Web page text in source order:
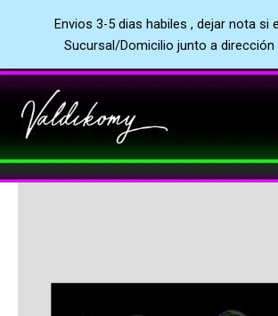
Envios 3-5 dias habiles , dejar nota si
Sucursal/Domicilio junto a dirección
al
contenido